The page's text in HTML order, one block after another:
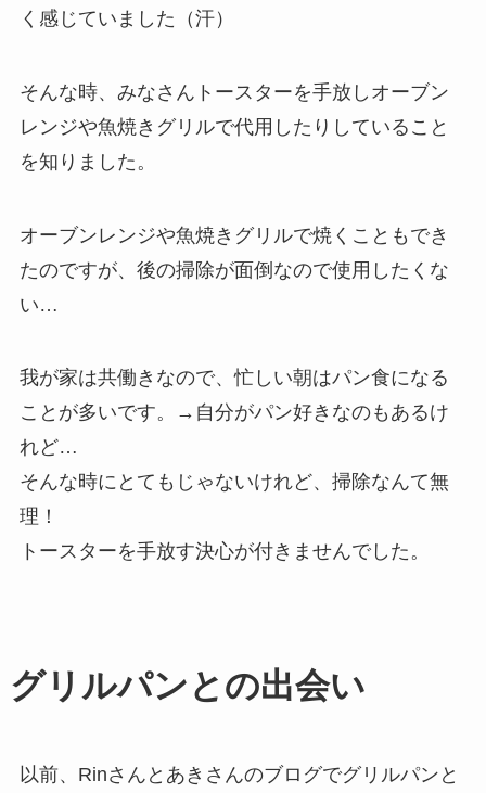
く感じていました（汗）
そんな時、みなさんトースターを手放しオーブン
レンジや魚焼きグリルで代用したりしていること
を知りました。
オーブンレンジや魚焼きグリルで焼くこともでき
たのですが、後の掃除が面倒なので使用したくな
い…
我が家は共働きなので、忙しい朝はパン食になる
ことが多いです。→自分がパン好きなのもあるけ
れど…
そんな時にとてもじゃないけれど、掃除なんて無
理！
トースターを手放す決心が付きませんでした。
グリルパンとの出会い
以前、Rinさんとあきさんのブログでグリルパンと